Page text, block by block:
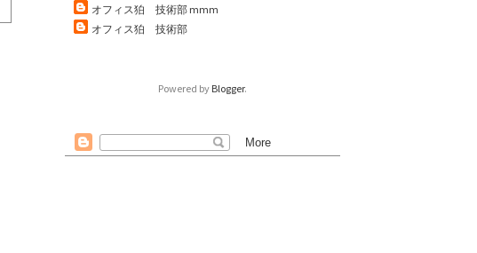
オフィス狛 技術部 mmm
オフィス狛 技術部
Powered by Blogger.